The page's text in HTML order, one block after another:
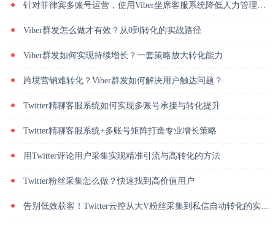
针对菲律宾多账号运营，使用Viber坐席客服系统降低人力管理成本
Viber群发怎么做才有效？从0到转化的实战路径
Viber群发如何实现持续增长？一套策略放大转化能力
跨境营销难转化？Viber群发如何解决用户触达问题？
Twitter精聊客服系统如何实现多账号承接与转化提升
Twitter精聊客服系统+多账号矩阵打造专业增长策略
用Twitter评论用户采集实现精准引流与高转化的方法
Twitter粉丝采集怎么做？快速找到高价值用户
告别低效获客！Twitter云控从大V粉丝采集到私信自动转化的实操闭环